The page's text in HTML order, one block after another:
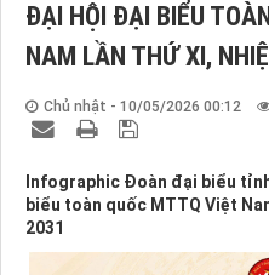
ĐẠI HỘI ĐẠI BIỂU
NAM LẦN THỨ XI,
Chủ nhật - 10/05/2026 00:12
Infographic Đoàn đại biểu
biểu toàn quốc MTTQ Việt
2031